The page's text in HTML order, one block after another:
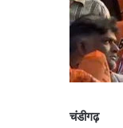
चंडीगढ़